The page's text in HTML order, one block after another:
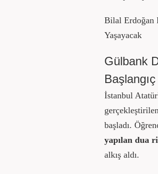
Bilal Erdoğan
Yaşayacak
Gülbank
Başlangıç
İstanbul
başladı.
yapılan dua
alkış aldı.